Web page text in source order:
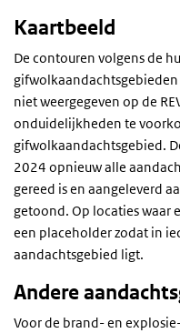
Kaartbeeld
De contouren volgens de
niet weergegeven op de
onduidelijkheden te
gifwolkaandachtsgebied.
2024 opnieuw alle
gereed is en aangeleverd
getoond. Op locaties waar
een placeholder zodat in
aandachtsgebied ligt.
Andere
Voor de brand- en